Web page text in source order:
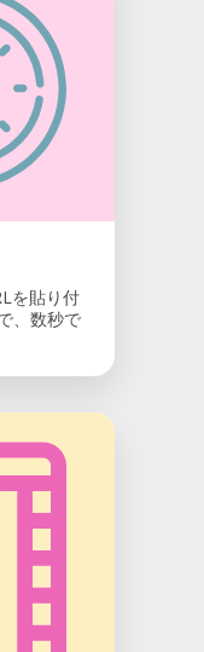
を貼り付
、数秒で